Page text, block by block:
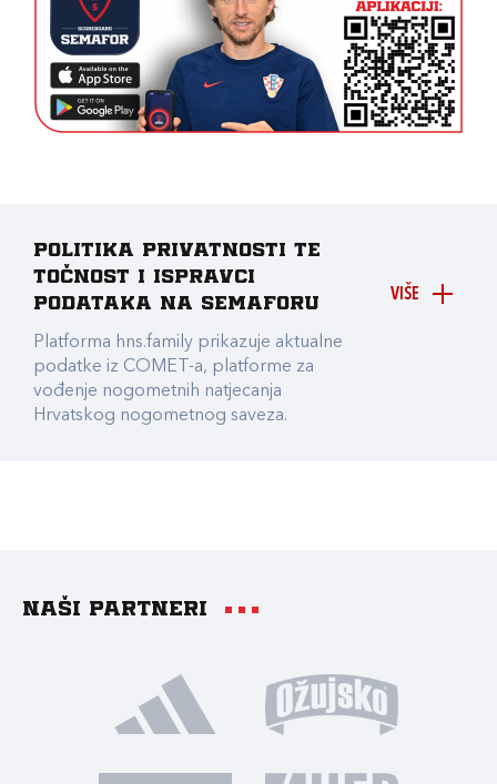
VIŠE
Politika privatnosti te
točnost i ispravci
podataka na Semaforu
Platforma hns.family prikazuje aktualne
podatke iz COMET-a, platforme za
vođenje nogometnih natjecanja
Hrvatskog nogometnog saveza.
Naši partneri